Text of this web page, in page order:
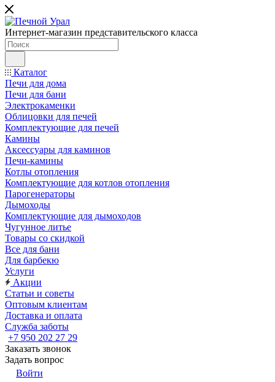
Интернет-магазин представительского класса
Каталог
Печи для дома
Печи для бани
Электрокаменки
Облицовки для печей
Комплектующие для печей
Камины
Аксессуары для каминов
Печи-камины
Котлы отопления
Комплектующие для котлов отопления
Парогенераторы
Дымоходы
Комплектующие для дымоходов
Чугунное литье
Товары со скидкой
Все для бани
Для барбекю
Услуги
Акции
Статьи и советы
Оптовым клиентам
Доставка и оплата
Служба заботы
+7 950 202 27 29
Заказать звонок
Задать вопрос
Войти